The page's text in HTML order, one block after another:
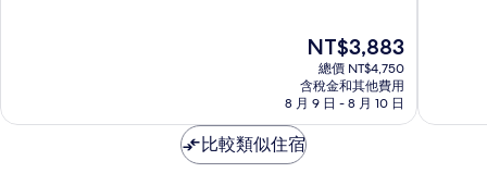
哦，
現
在
價
格
為
NT$3,883
NT$3,883
總價 NT$4,750
含稅金和其他費用
8 月 9 日 - 8 月 10 日
203
比較類似住宿